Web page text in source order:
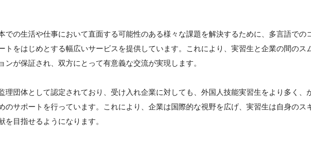
での生活や仕事において直面する可能性のある様々な課題を解決するために、多言語での
トをはじめとする幅広いサービスを提供しています。これにより、実習生と企業の間のス
ンが保証され、双方にとって有意義な交流が実現します。
理団体として認定されており、受け入れ企業に対しても、外国人技能実習生をより多く、
のサポートを行っています。これにより、企業は国際的な視野を広げ、実習生は自身のス
を目指せるようになります。